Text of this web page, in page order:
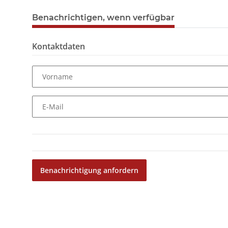
Benachrichtigen, wenn verfügbar
Kontaktdaten
Vorname
E-Mail
Benachrichtigung anfordern